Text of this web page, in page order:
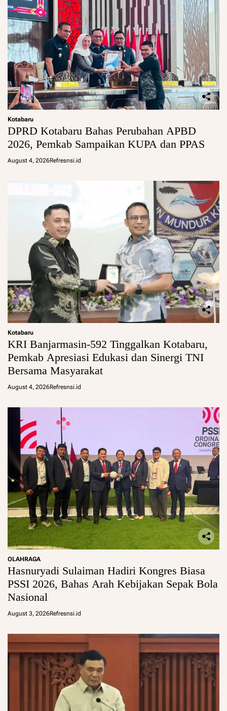
Kotabaru
DPRD Kotabaru Bahas Perubahan APBD
2026, Pemkab Sampaikan KUPA dan PPAS
August 4, 2026Refresnsi.id
Kotabaru
KRI Banjarmasin-592 Tinggalkan Kotabaru,
Pemkab Apresiasi Edukasi dan Sinergi TNI
Bersama Masyarakat
August 4, 2026Refresnsi.id
OLAHRAGA
Hasnuryadi Sulaiman Hadiri Kongres Biasa
PSSI 2026, Bahas Arah Kebijakan Sepak Bola
Nasional
August 3, 2026Refresnsi.id